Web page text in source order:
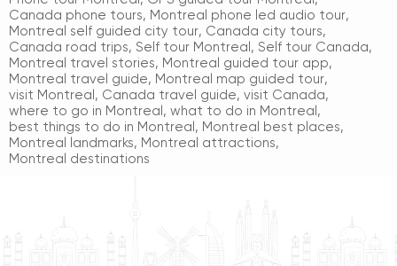
Canada phone tours, Montreal phone led audio tour,
Montreal self guided city tour, Canada city tours,
Canada road trips, Self tour Montreal, Self tour Canada,
Montreal travel stories, Montreal guided tour app,
Montreal travel guide, Montreal map guided tour,
visit Montreal, Canada travel guide, visit Canada,
where to go in Montreal, what to do in Montreal,
best things to do in Montreal, Montreal best places,
Montreal landmarks, Montreal attractions,
Montreal destinations